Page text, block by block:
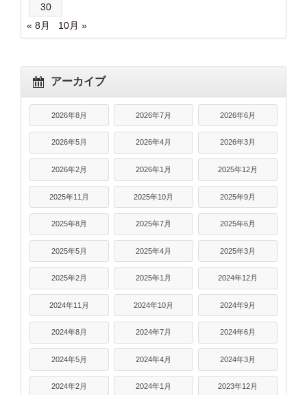
30
« 8月
10月 »
アーカイブ
2026年8月 2026年7月 2026年6月
2026年5月 2026年4月 2026年3月
2026年2月 2026年1月 2025年12月
2025年11月 2025年10月 2025年9月
2025年8月 2025年7月 2025年6月
2025年5月 2025年4月 2025年3月
2025年2月 2025年1月 2024年12月
2024年11月 2024年10月 2024年9月
2024年8月 2024年7月 2024年6月
2024年5月 2024年4月 2024年3月
2024年2月 2024年1月 2023年12月